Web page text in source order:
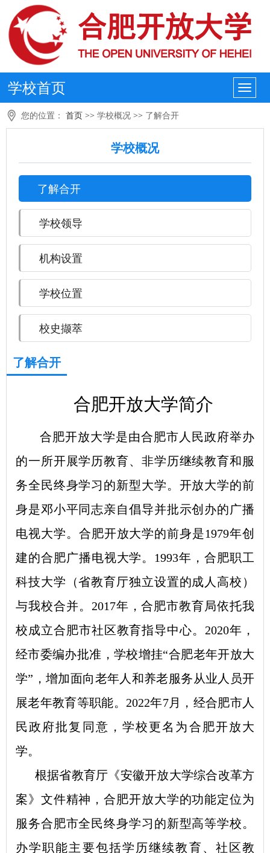
学校首页
您的位置： 首页 >> 学校概况 >> 了解合开
学校概况
了解合开
学校领导
机构设置
学校位置
校史撷萃
了解合开
合肥开放大学简介
合肥开放大学是由合肥市人民政府举办
的一所开展学历教育、非学历继续教育和服
务全民终身学习的新型大学。 开放大学的前
身是邓小平同志亲自倡导并批示创办的广播
电视大学。合肥开放大学的前身是1979年创
建的合肥广播电视大学。1993年，合肥职工
科技大学（省教育厅独立设置的成人高校）
与我校合并。2017年，合肥市教育局依托我
校成立合肥市社区教育指导中心。2020年，
经市委编办批准，学校增挂“合肥老年开放大
学”，增加面向老年人和养老服务从业人员开
展老年教育等职能。2022年7月，经合肥市人
民政府批复同意，学校更名为合肥开放大
学。
根据省教育厅《安徽开放大学综合改革方
案》文件精神，合肥开放大学的功能定位为
服务合肥市全民终身学习的新型高等学校。
办学职能主要包括学历继续教育、社区教